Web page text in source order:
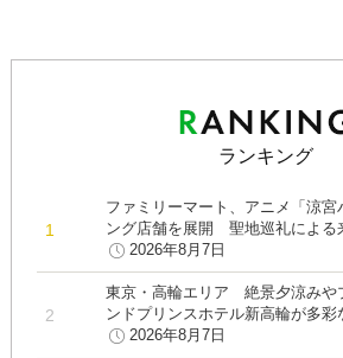
ランキング
ファミリーマート、アニメ「涼
ング店舗を展開 聖地巡礼による
2026年8月7日
東京・高輪エリア 絶景夕涼み
ンドプリンスホテル新高輪が多彩
2026年8月7日